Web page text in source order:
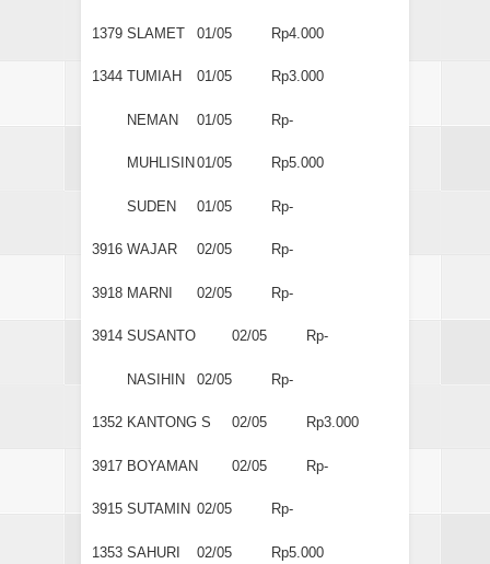
1379 SLAMET 01/05 Rp4.000
1344 TUMIAH 01/05 Rp3.000
NEMAN 01/05 Rp-
MUHLISIN 01/05 Rp5.000
SUDEN 01/05 Rp-
3916 WAJAR 02/05 Rp-
3918 MARNI 02/05 Rp-
3914 SUSANTO 02/05 Rp-
NASIHIN 02/05 Rp-
1352 KANTONG S 02/05 Rp3.000
3917 BOYAMAN 02/05 Rp-
3915 SUTAMIN 02/05 Rp-
1353 SAHURI 02/05 Rp5.000